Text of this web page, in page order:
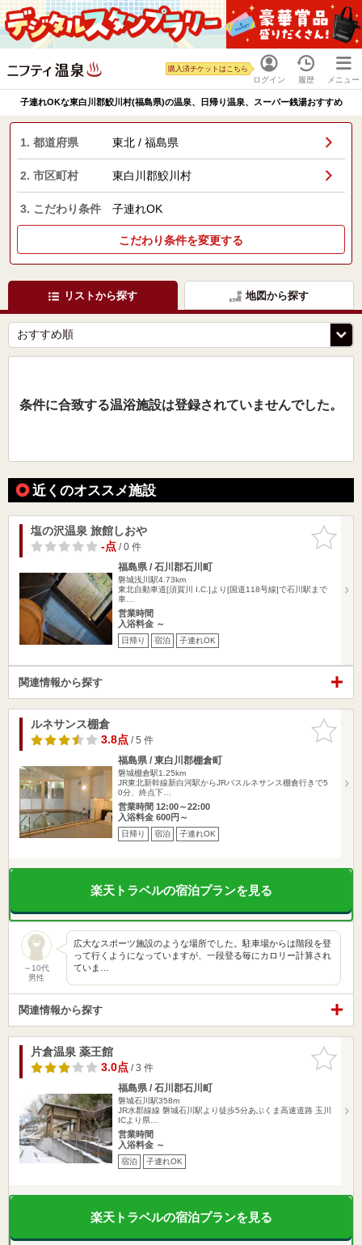
ログイン
購入済チケットはこちら
履歴 メニュー
子連れOKな東白川郡鮫川村(福島県)の温泉、日帰り温泉、スーパー銭湯おすすめ
1. 都道府県 東北 / 福島県
2. 市区町村 東白川郡鮫川村
3. こだわり条件 子連れOK
こだわり条件を変更する
リストから探す 地図から探す
条件に合致する温浴施設は登録されていませんでした。
近くのオススメ施設
お気に入
りに追加
塩の沢温泉 旅館しおや
-点/ 0 件
福島県 / 石川郡石川町
磐城浅川駅4.73km
東北自動車道[須賀川 I.C.]より[国道118号線]で石川駅まで
車…
営業時間
入浴料金 ～
日帰り 宿泊 子連れOK
関連情報から探す
お気に入
りに追加
ルネサンス棚倉
3.8点/ 5 件
福島県 / 東白川郡棚倉町
磐城棚倉駅1.25km
JR東北新幹線新白河駅からJRバスルネサンス棚倉行きで5
0分、終点下…
営業時間 12:00～22:00
入浴料金 600円～
日帰り 宿泊 子連れOK
楽天トラベルの宿泊プランを見る
～10代
男性
広大なスポーツ施設のような場所でした。駐車場からは階段を登
って行くようになっていますが、一段登る毎にカロリー計算され
ていま…
関連情報から探す
お気に入
りに追加
片倉温泉 薬王館
3.0点/ 3 件
福島県 / 石川郡石川町
磐城石川駅358m
JR水郡線線 磐城石川駅より徒歩5分あぶくま高速道路 玉川
ICより県…
営業時間
入浴料金 ～
宿泊 子連れOK
楽天トラベルの宿泊プランを見る